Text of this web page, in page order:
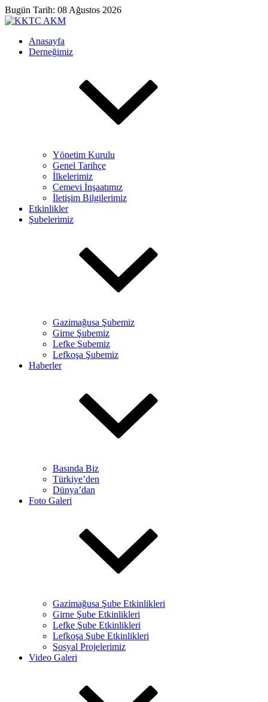
Bugün Tarih: 08 Ağustos 2026
Anasayfa
Derneğimiz
Yönetim Kurulu
Genel Tarihçe
İlkelerimiz
Cemevi İnşaatımız
İletişim Bilgilerimiz
Etkinlikler
Şubelerimiz
Gazimağusa Şubemiz
Girne Şubemiz
Lefke Şubemiz
Lefkoşa Şubemiz
Haberler
Basında Biz
Türkiye’den
Dünya’dan
Foto Galeri
Gazimağusa Şube Etkinlikleri
Girne Şube Etkinlikleri
Lefke Şube Etkinlikleri
Lefkoşa Şube Etkinlikleri
Sosyal Projelerimiz
Video Galeri